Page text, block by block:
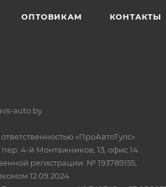
ОПТОВИКАМ КОНТАКТЫ
auto.by
«ПроАвтоТулс»
4-й Монтажников, 13, офис 14
регистрации: № 193789155,
12.09.2024